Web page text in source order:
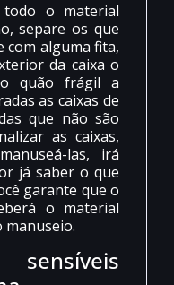
o material
separe os que
com alguma fita,
da caixa o
quão frágil a
as caixas de
que não são
as caixas,
las, irá
já saber o que
garante que o
o material
manuseio.
sensíveis